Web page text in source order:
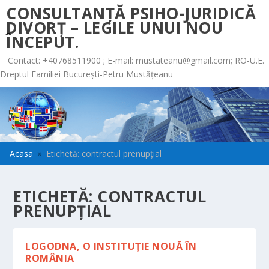
CONSULTANȚĂ PSIHO-JURIDICĂ
DIVORȚ – LEGILE UNUI NOU
ÎNCEPUT.
Contact: +40768511900 ; E-mail: mustateanu@gmail.com; RO-U.E.
Dreptul Familiei București-Petru Mustățeanu
Acasa 9 Etichetă: contractul prenupţial
ETICHETĂ: CONTRACTUL
PRENUPŢIAL
LOGODNA, O INSTITUŢIE NOUĂ ÎN
ROMÂNIA